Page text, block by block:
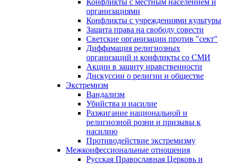
Конфликты с местным населением и
организациями
Конфликты с учреждениями культуры
Защита права на свободу совести
Светские организации против "сект"
Диффамация религиозных
организаций и конфликты со СМИ
Акции в защиту нравственности
Дискуссии о религии и обществе
Экстремизм
Вандализм
Убийства и насилие
Разжигание национальной и
религиозной розни и призывы к
насилию
Противодействие экстремизму
Межконфессиональные отношения
Русская Православная Церковь и